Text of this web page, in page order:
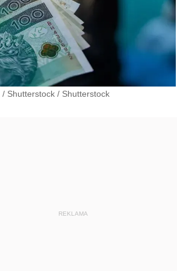
/ Shutterstock / Shutterstock